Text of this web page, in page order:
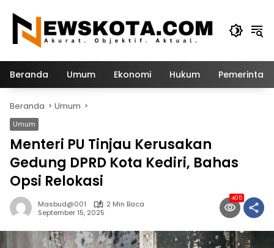
konten
Beranda Umum Ekonomi Hukum
Beranda Umum
Umum
Menteri PU Tinjau Kerusakan
Gedung DPRD Kota Kediri, Bahas
Opsi Relokasi
Masbud@001
2 Min Baca
September 15, 2025
405